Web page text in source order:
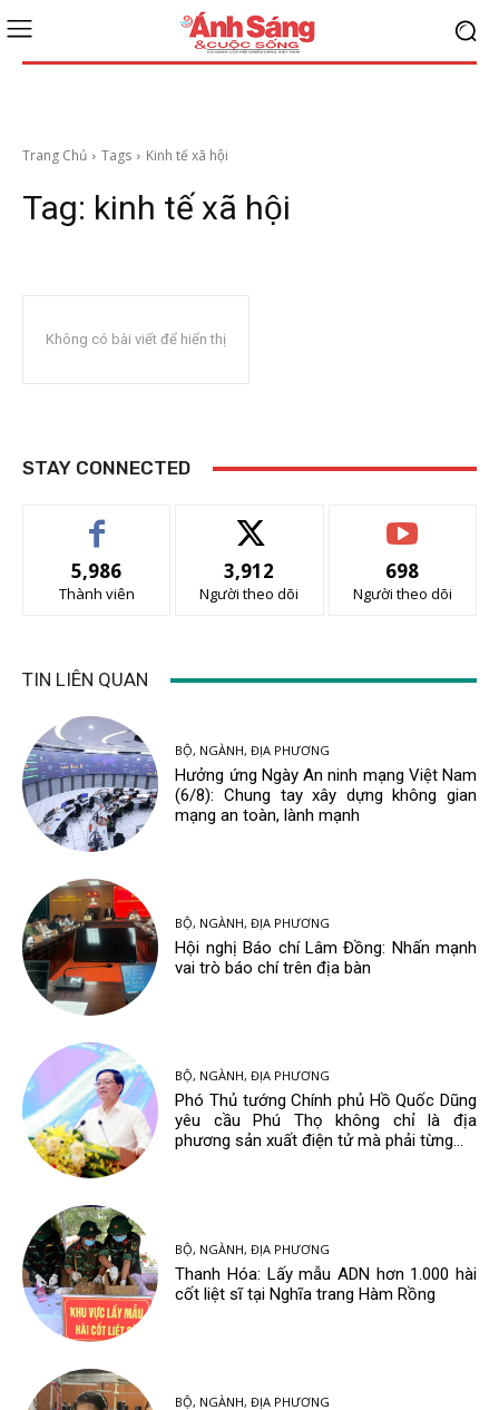
Trang Chủ Tags Kinh tế xã hội
Tag: kinh tế xã hội
Không có bài viết để hiển thị
STAY CONNECTED
5,986
Thành viên
3,912
Người theo dõi
698
Người theo dõi
TIN LIÊN QUAN
BỘ, NGÀNH, ĐỊA PHƯƠNG
Hưởng ứng Ngày An ninh mạng Việt Nam
(6/8): Chung tay xây dựng không gian
mạng an toàn, lành mạnh
BỘ, NGÀNH, ĐỊA PHƯƠNG
Hội nghị Báo chí Lâm Đồng: Nhấn mạnh
vai trò báo chí trên địa bàn
BỘ, NGÀNH, ĐỊA PHƯƠNG
Phó Thủ tướng Chính phủ Hồ Quốc Dũng
yêu cầu Phú Thọ không chỉ là địa
phương sản xuất điện tử mà phải từng...
BỘ, NGÀNH, ĐỊA PHƯƠNG
Thanh Hóa: Lấy mẫu ADN hơn 1.000 hài
cốt liệt sĩ tại Nghĩa trang Hàm Rồng
BỘ, NGÀNH, ĐỊA PHƯƠNG